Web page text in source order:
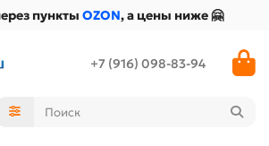
пункты OZON, а цены ниже 🤗
+7 (916) 098-83-94